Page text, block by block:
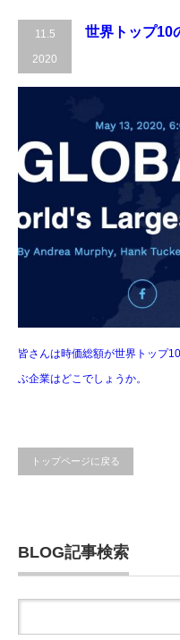
11.5
2020
世界トップ10
皆さんは時価総額が世界トップ
ぶ企業はどこでしょうか。
トップページに戻る
BLOG記事検索